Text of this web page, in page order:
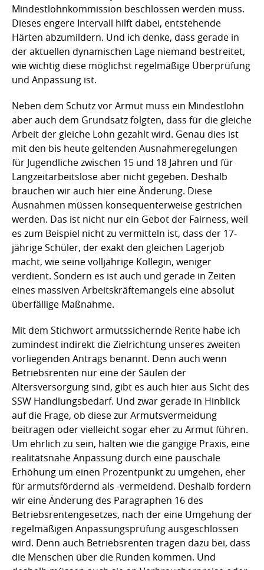
Mindestlohnkommission beschlossen werden muss.
Dieses engere Intervall hilft dabei, entstehende
Härten abzumildern. Und ich denke, dass gerade in
der aktuellen dynamischen Lage niemand bestreitet,
wie wichtig diese möglichst regelmäßige Überprüfung
und Anpassung ist.
Neben dem Schutz vor Armut muss ein Mindestlohn
aber auch dem Grundsatz folgten, dass für die gleiche
Arbeit der gleiche Lohn gezahlt wird. Genau dies ist
mit den bis heute geltenden Ausnahmeregelungen
für Jugendliche zwischen 15 und 18 Jahren und für
Langzeitarbeitslose aber nicht gegeben. Deshalb
brauchen wir auch hier eine Änderung. Diese
Ausnahmen müssen konsequenterweise gestrichen
werden. Das ist nicht nur ein Gebot der Fairness, weil
es zum Beispiel nicht zu vermitteln ist, dass der 17-
jährige Schüler, der exakt den gleichen Lagerjob
macht, wie seine volljährige Kollegin, weniger
verdient. Sondern es ist auch und gerade in Zeiten
eines massiven Arbeitskräftemangels eine absolut
überfällige Maßnahme.
Mit dem Stichwort armutssichernde Rente habe ich
zumindest indirekt die Zielrichtung unseres zweiten
vorliegenden Antrags benannt. Denn auch wenn
Betriebsrenten nur eine der Säulen der
Altersversorgung sind, gibt es auch hier aus Sicht des
SSW Handlungsbedarf. Und zwar gerade in Hinblick
auf die Frage, ob diese zur Armutsvermeidung
beitragen oder vielleicht sogar eher zu Armut führen.
Um ehrlich zu sein, halten wie die gängige Praxis, eine
realitätsnahe Anpassung durch eine pauschale
Erhöhung um einen Prozentpunkt zu umgehen, eher
für armutsfördernd als -vermeidend. Deshalb fordern
wir eine Änderung des Paragraphen 16 des
Betriebsrentengesetzes, nach der eine Umgehung der
regelmäßigen Anpassungsprüfung ausgeschlossen
wird. Denn auch Betriebsrenten tragen dazu bei, dass
die Menschen über die Runden kommen. Und